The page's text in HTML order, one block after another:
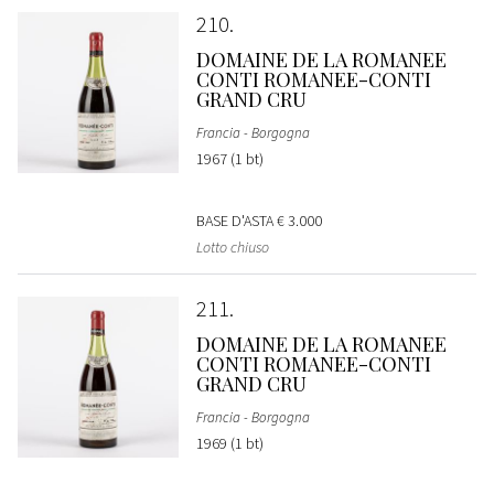
210
DOMAINE DE LA ROMANEE
CONTI ROMANEE-CONTI
GRAND CRU
Francia - Borgogna
1967 (1 bt)
BASE D'ASTA€ 3.000
Lotto chiuso
211
DOMAINE DE LA ROMANEE
CONTI ROMANEE-CONTI
GRAND CRU
Francia - Borgogna
1969 (1 bt)